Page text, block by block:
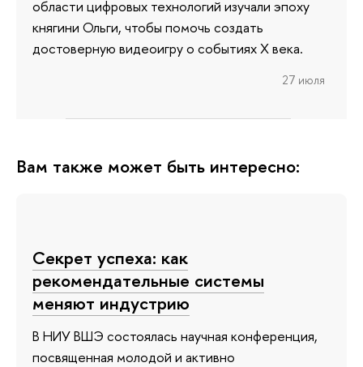
области цифровых технологий изучали эпоху
княгини Ольги, чтобы помочь создать
достоверную видеоигру о событиях X века.
27 июля
Вам также может быть интересно:
Секрет успеха: как
рекомендательные системы
меняют индустрию
В НИУ ВШЭ состоялась научная конференция,
посвященная молодой и активно